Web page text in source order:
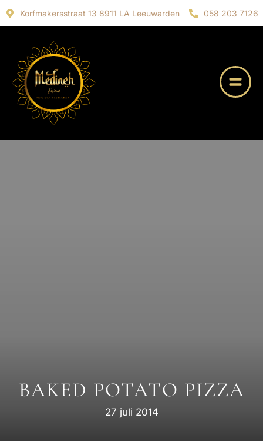
Korfmakersstraat 13 8911 LA Leeuwarden 058 203 7126
BAKED POTATO PIZZA
27 juli 2014